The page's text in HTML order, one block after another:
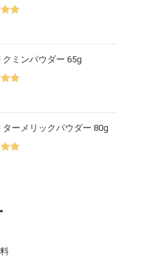
クミンパウダー 65g
ターメリックパウダー 80g